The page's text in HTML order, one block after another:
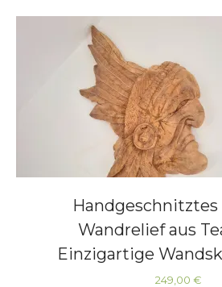
Handgeschnitztes
Wandrelief aus
Einzigartige
249,00 €